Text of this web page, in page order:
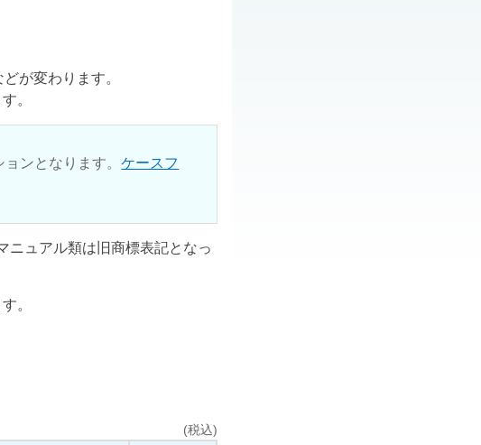
が変わります。
。
ョンとなります。ケースフ
ニュアル類は旧商標表記となっ
。
(税込)